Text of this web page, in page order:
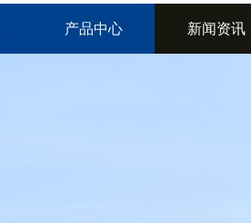
产品中心 新闻资讯